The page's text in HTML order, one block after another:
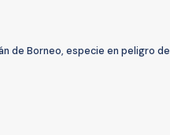
de Borneo, especie en peligro de